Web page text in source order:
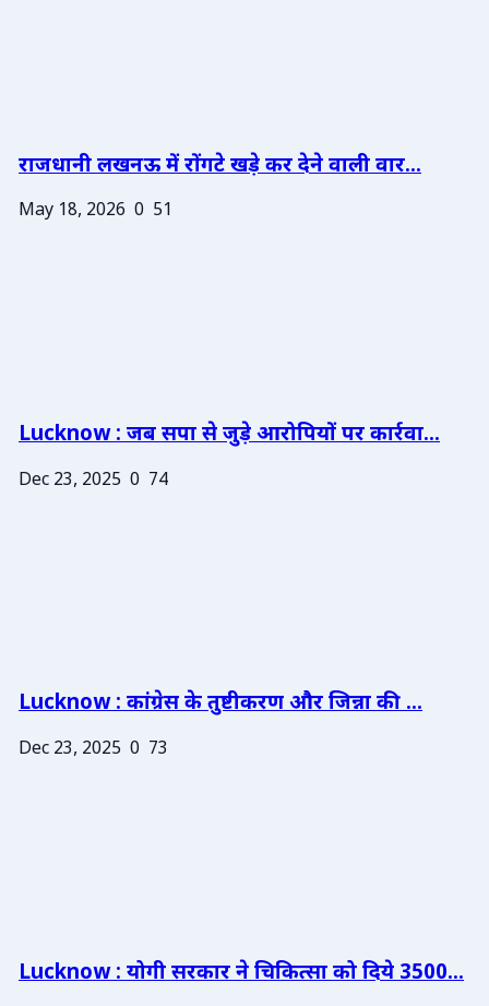
राजधानी लखनऊ में रोंगटे खड़े कर देने वाली वार...
May 18, 2026 0 51
Lucknow : जब सपा से जुड़े आरोपियों पर कार्रवा...
Dec 23, 2025 0 74
Lucknow : कांग्रेस के तुष्टीकरण और जिन्ना की ...
Dec 23, 2025 0 73
Lucknow : योगी सरकार ने चिकित्सा को दिये 3500...